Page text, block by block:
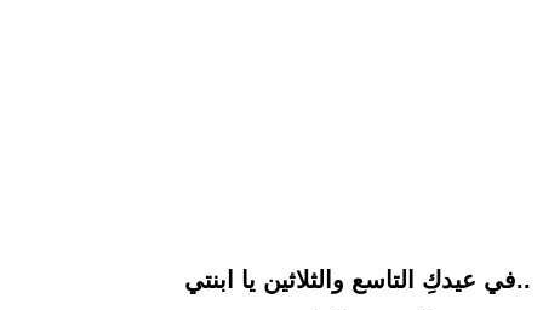
في عيدكِ التاسع والثلاثين يا ابنتي..